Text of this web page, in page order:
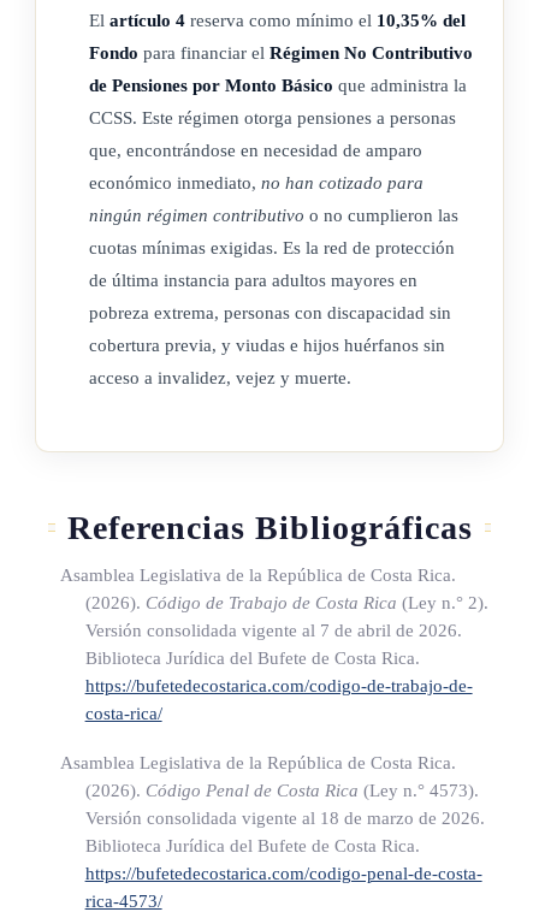
Patronato Nacional de la Infancia (PANI), el cual deberá
enviar la lista correspondiente a la oficina encargada del
Instituto Mixto de Ayuda Social (IMAS) y, además, ser
estudiante en cualquiera de los ciclos educativos.
Las personas estudiantes de postsecundaria, que cumplan los
requisitos del primer párrafo de este inciso y que por su
situación socioeconómica o de salud no hayan podido
matricular la carga académica completa, podrán recibir el
beneficio, el cual empezará a girarse a partir del momento en
que matricule, como mínimo, dos materias del plan de
estudios; menor de veinticinco años. Para disfrutar dicho
beneficio, las calificaciones obtenidas no deberán ser
para aprobar el curso.
Este beneficio se suspenderá en caso de que la persona
beneficiaria cometa una falta grave que amerite la expulsión o
suspensión del centro educativo o en el momento en que
decida no continuar en el sistema. Igual derecho tendrá la
persona mayor de dieciocho años y menor de veinticinco
años que demuestre su imposibilidad de estudiar o trabajar,
por razón de discapacidad permanente o temporal.
Para todos los casos aquí contemplados, el derecho
establecido se extingue al cumplir la persona beneficiaria los
veinticinco años o cuando se verifique que quien lo recibe
deje de necesitarlo.
El artículo 4 reserva como mínimo el 10,35% del
Fondo para financiar el Régimen No Contributivo
de Pensiones por Monto Básico que administra la
CCSS. Este régimen otorga pensiones a personas
que, encontrándose en necesidad de amparo
económico inmediato, no han cotizado para
ningún régimen contributivo o no cumplieron las
cuotas mínimas exigidas. Es la red de protección
de última instancia para adultos mayores en
pobreza extrema, personas con discapacidad sin
cobertura previa, y viudas e hijos huérfanos sin
acceso a invalidez, vejez y muerte.
Referencias Bibliográficas
Asamblea Legislativa de la República de Costa Rica.
(2026). Código de Trabajo de Costa Rica (Ley n.° 2).
Versión consolidada vigente al 7 de abril de 2026.
Biblioteca Jurídica del Bufete de Costa Rica.
https://bufetedecostarica.com/codigo-de-trabajo-de-
costa-rica/
Asamblea Legislativa de la República de Costa Rica.
(2026). Código Penal de Costa Rica (Ley n.° 4573).
Versión consolidada vigente al 18 de marzo de 2026.
Biblioteca Jurídica del Bufete de Costa Rica.
https://bufetedecostarica.com/codigo-penal-de-costa-
rica-4573/